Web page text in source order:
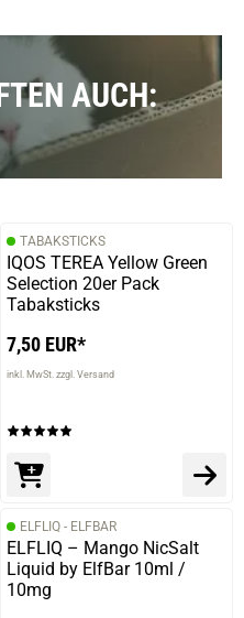
AUCH:
TABAKSTICKS
IQOS TEREA Yellow Green
Selection 20er Pack
Tabaksticks
7,50 EUR*
inkl. MwSt. zzgl. Versand
ELFLIQ - ELFBAR
ELFLIQ – Mango NicSalt
Liquid by ElfBar 10ml /
10mg